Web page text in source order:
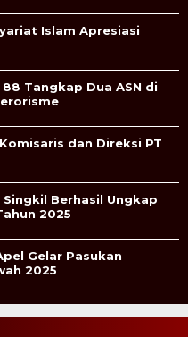
Islam Apresiasi
Tangkap Dua ASN di
dan Direksi PT
Berhasil Ungkap
2025
Gelar Pasukan
2025